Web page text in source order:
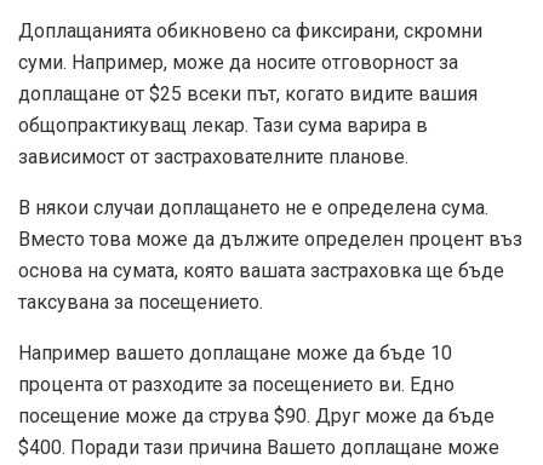
Доплащанията обикновено са фиксирани, скромни
суми. Например, може да носите отговорност за
доплащане от $25 всеки път, когато видите вашия
общопрактикуващ лекар. Тази сума варира в
зависимост от застрахователните планове.
В някои случаи доплащането не е определена сума.
Вместо това може да дължите определен процент въз
основа на сумата, която вашата застраховка ще бъде
таксувана за посещението.
Например вашето доплащане може да бъде 10
процента от разходите за посещението ви. Едно
посещение може да струва $90. Друг може да бъде
$400. Поради тази причина Вашето доплащане може